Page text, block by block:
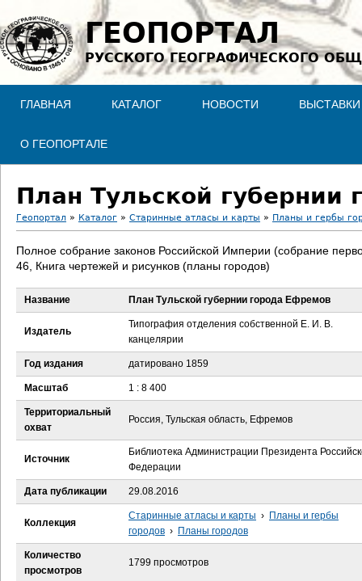
Jump to navigation
ГЕОПОРТАЛ
РУССКОГО ГЕОГРАФИЧЕСКОГО
ГЛАВНАЯ КАТАЛОГ НОВОСТИ ВЫСТАВКИ
О ГЕОПОРТАЛЕ
План Тульской губернии
В
ы
д
е
с
ь
Геопортал » Каталог » Старинные атласы и карты » Планы и гербы
Полное собрание законов Российской Империи (собрание
46, Книга чертежей и рисунков (планы городов)
Название План Тульской губернии города Ефремов
Издатель
Типография отделения собственной Е. И. В.
канцелярии
Год издания датировано 1859
Масштаб 1 : 8 400
Территориальный
охват
Россия, Тульская область, Ефремов
Источник
Библиотека Администрации Президента
Федерации
Дата публикации 29.08.2016
Коллекция
Старинные атласы и карты › Планы и гербы
городов › Планы городов
Количество
просмотров
1799 просмотров